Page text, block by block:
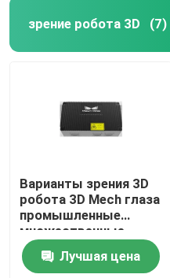
зрение робота 3D (7)
Варианты зрения 3D
робота 3D Mech глаза
промышленные
множественные
модельные
соотвествуют
Лучшая цена